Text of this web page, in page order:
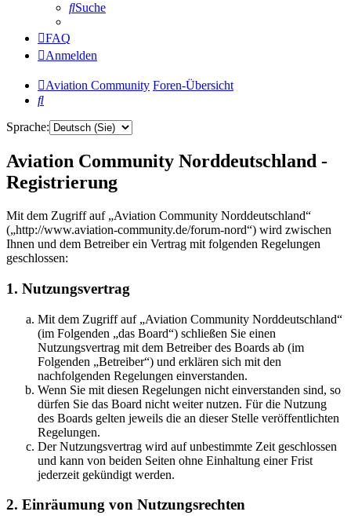
Suche
FAQ
Anmelden
Aviation Community Foren-Übersicht
Suche
Sprache:
Aviation Community Norddeutschland -
Registrierung
Mit dem Zugriff auf „Aviation Community Norddeutschland“
(„http://www.aviation-community.de/forum-nord“) wird zwischen
Ihnen und dem Betreiber ein Vertrag mit folgenden Regelungen
geschlossen:
1. Nutzungsvertrag
Mit dem Zugriff auf „Aviation Community Norddeutschland“
(im Folgenden „das Board“) schließen Sie einen
Nutzungsvertrag mit dem Betreiber des Boards ab (im
Folgenden „Betreiber“) und erklären sich mit den
nachfolgenden Regelungen einverstanden.
Wenn Sie mit diesen Regelungen nicht einverstanden sind, so
dürfen Sie das Board nicht weiter nutzen. Für die Nutzung
des Boards gelten jeweils die an dieser Stelle veröffentlichten
Regelungen.
Der Nutzungsvertrag wird auf unbestimmte Zeit geschlossen
und kann von beiden Seiten ohne Einhaltung einer Frist
jederzeit gekündigt werden.
2. Einräumung von Nutzungsrechten